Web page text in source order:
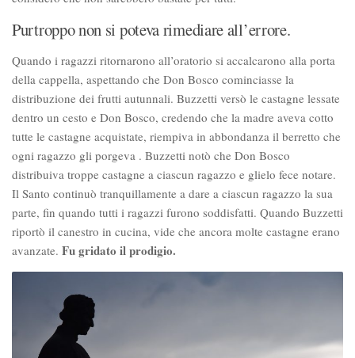
Purtroppo non si poteva rimediare all’errore.
Quando i ragazzi ritornarono all’oratorio si accalcarono alla porta
della cappella, aspettando che Don Bosco cominciasse la
distribuzione dei frutti autunnali. Buzzetti versò le castagne lessate
dentro un cesto e Don Bosco, credendo che la madre aveva cotto
tutte le castagne acquistate, riempiva in abbondanza il berretto che
ogni ragazzo gli porgeva . Buzzetti notò che Don Bosco
distribuiva troppe castagne a ciascun ragazzo e glielo fece notare.
Il Santo continuò tranquillamente a dare a ciascun ragazzo la sua
parte, fin quando tutti i ragazzi furono soddisfatti. Quando Buzzetti
riportò il canestro in cucina, vide che ancora molte castagne erano
avanzate. Fu gridato il prodigio.